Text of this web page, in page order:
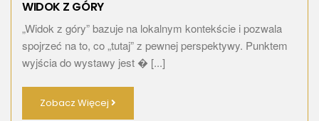
WIDOK Z GÓRY
„Widok z góry” bazuje na lokalnym kontekście i pozwala
spojrzeć na to, co „tutaj” z pewnej perspektywy. Punktem
wyjścia do wystawy jest � [...]
Zobacz Więcej